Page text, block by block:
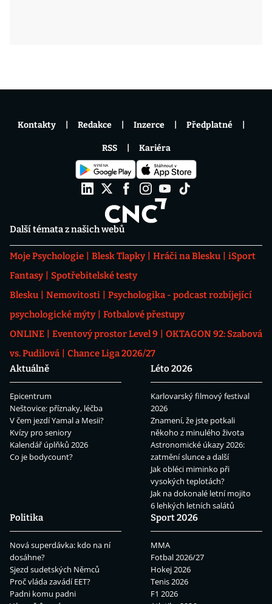
Další témata z našich webů
Moje Psychologie Blesk Tlapky Hráči na Blesku
iSport
Fantasy
Spotřebitelské testy
Blesku
Nemovitosti
Psychologika - podcast rozbíjející
psychologické mýty
Fotbalové přestupy
ONLINE
Eventový prostor Level 9
OKTAGON 92: Szabová
vs. Pudilová
Chance Liga 2026/27
Aktuálně
Epicentrum
Neštovice: příznaky, léčba
V čem jezdí Yamal a Mesii?
Kvízy pro seniory
Kalendář úplňků 2026
Co je bodycount?
Léto 2026
Karlovarský filmový festival
2026
Znamení, že jste potkali
někoho z minulého života
Astronomické úkazy 2026:
zatmění slunce a další
Jak obléci miminko při
vysokých teplotách?
Jak na dokonalé letní mojito
6 lehkých letních salátů
Politika
Nová superdávka: kdo na ní
dosáhne?
Sjezd sudetských Němců
Proč vláda zavádí EET?
Padni komu padni
Sport 2026
MMA
Fotbal 2026/27
Hokej 2026
Tenis 2026
F1 2026
Kontakty Redakce Inzerce Předplatné
RSS Kariéra